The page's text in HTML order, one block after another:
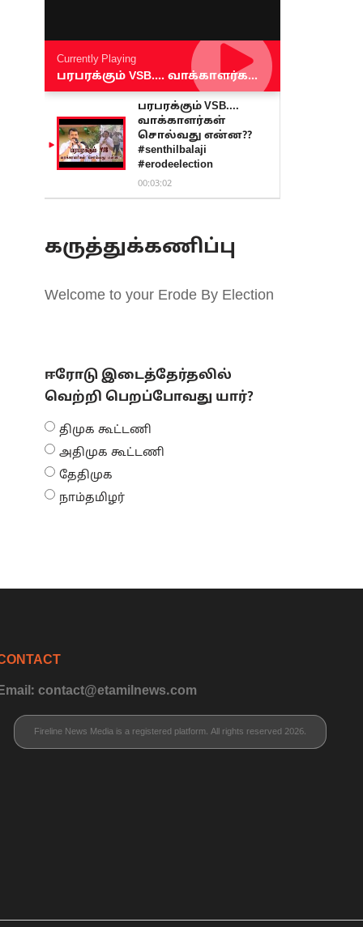
Currently Playing
பரபரக்கும் VSB.... வாக்காளர்கள் சொல்வது என்ன?? #senthilbalaji #erodeelection
பரபரக்கும் VSB....
வாக்காளர்கள்
சொல்வது என்ன??
#senthilbalaji
#erodeelection
00:03:02
கருத்துக்கணிப்பு
Welcome to your Erode By Election
ஈரோடு இடைத்தேர்தலில்
வெற்றி பெறப்போவது யார்?
திமுக கூட்டணி
அதிமுக கூட்டணி
தேதிமுக
நாம்தமிழர்
contact@etamilnews.com
Fireline News Media is a registered platform. All rights reserved 2026.